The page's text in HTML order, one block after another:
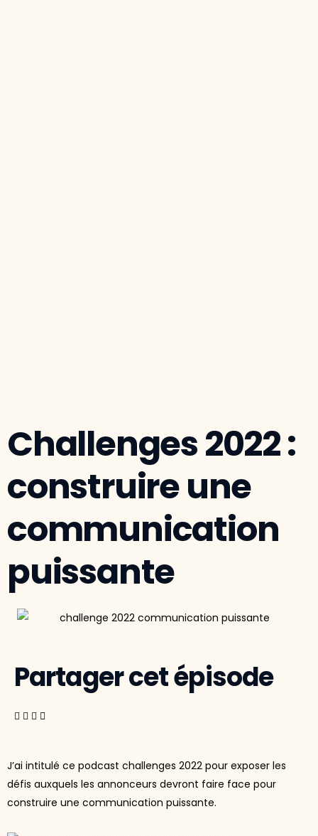
Challenges 2022 :
construire une
communication
puissante
Partager cet épisode
J’ai intitulé ce podcast challenges 2022 pour exposer les
défis auxquels les annonceurs devront faire face pour
construire une communication puissante.